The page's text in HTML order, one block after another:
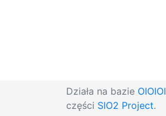
Działa na bazie OIOIOI
części SIO2 Project.